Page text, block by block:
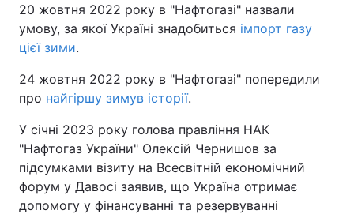
20 жовтня 2022 року в "Нафтогазі" назвали
умову, за якої Україні знадобиться імпорт газу
цієї зими.
24 жовтня 2022 року в "Нафтогазі" попередили
про найгіршу зимув історії.
У січні 2023 року голова правління НАК
"Нафтогаз України" Олексій Чернишов за
підсумками візиту на Всесвітній економічний
форум у Давосі заявив, що Україна отримає
допомогу у фінансуванні та резервуванні